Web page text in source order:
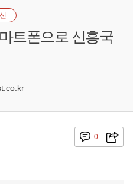
트폰으로 신흥국
0